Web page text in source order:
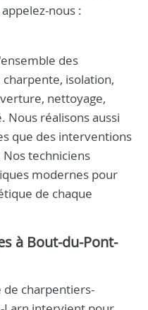
nous :
des
isolation,
nettoyage,
Nous réalisons aussi
que des interventions
techniciens
modernes pour
de chaque
à Bout-du-Pont-
de charpentiers-